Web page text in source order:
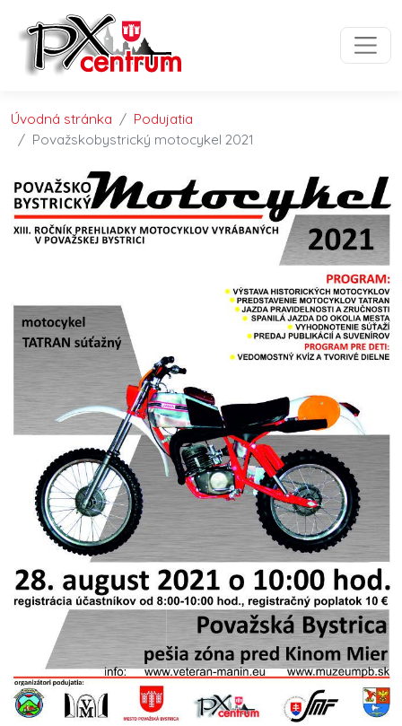
Preskočiť na obsah
Preskočiť na hlavné menu
Úvodná stránka
Podujatia
Považskobystrický motocykel 2021